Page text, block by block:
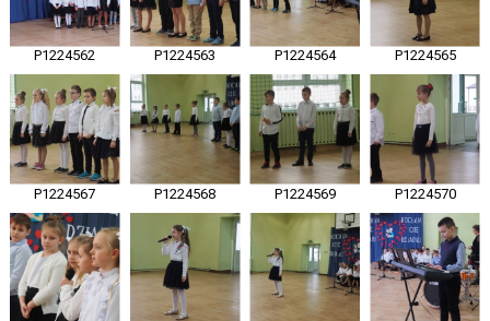
P1224562 P1224563 P1224564 P1224565
P1224567 P1224568 P1224569 P1224570